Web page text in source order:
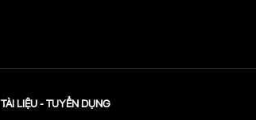
TÀI LIỆU - TUYỂN DỤNG